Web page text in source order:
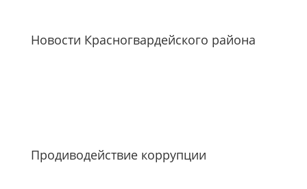
Новости Красногвардейского района
Продиводействие коррупции